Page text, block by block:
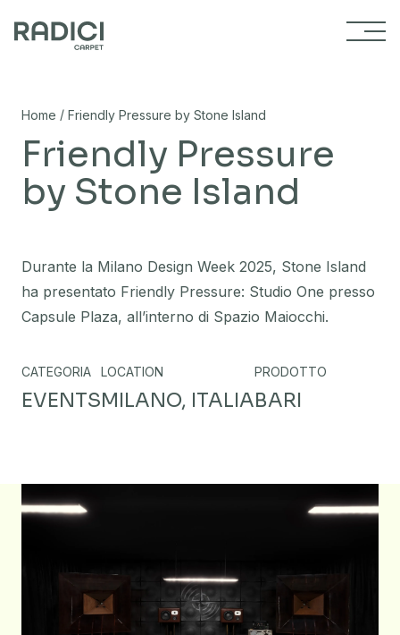
Home / Friendly Pressure by Stone Island
Friendly Pressure
by Stone Island
Durante la Milano Design Week 2025, Stone Island
ha presentato Friendly Pressure: Studio One presso
Capsule Plaza, all’interno di Spazio Maiocchi.
CATEGORIA
EVENTS
LOCATION
MILANO, ITALIA
PRODOTTO
BARI